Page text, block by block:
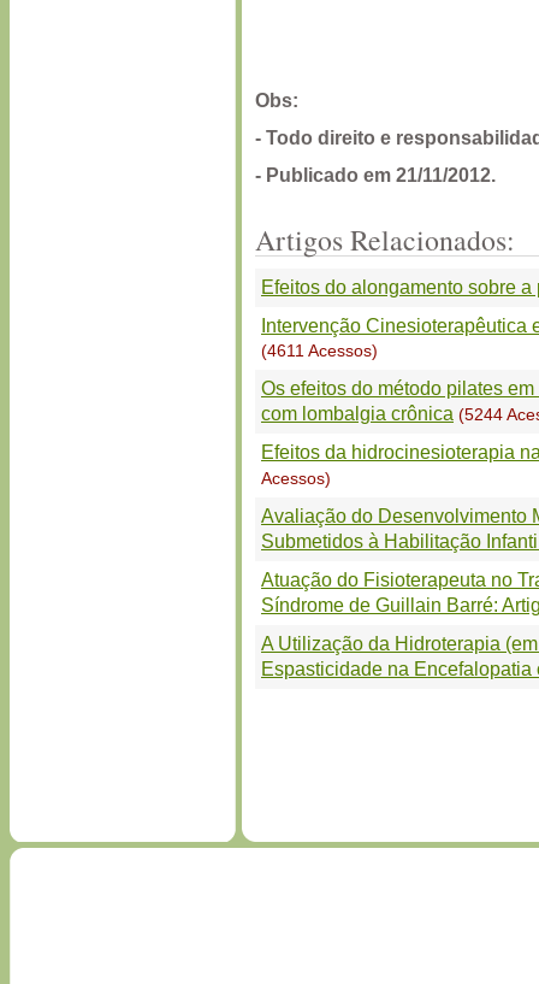
Obs:
- Todo direito e
- Publicado em 21/11/2012.
Artigos Relacionados:
Efeitos do alongamento sobre
Intervenção Cinesioterapêutica
(4611 Acessos)
Os efeitos do método pilates
com lombalgia crônica (5244
Efeitos da hidrocinesioterapia
Acessos)
Avaliação do Desenvolvimento
Submetidos à Habilitação
Atuação do Fisioterapeuta no
Síndrome de Guillain Barré:
A Utilização da Hidroterapia
Espasticidade na Encefalopatia